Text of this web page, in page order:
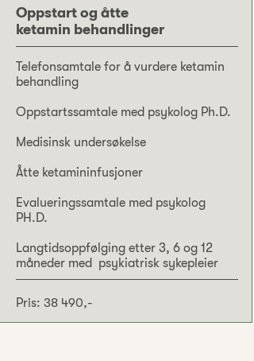
Oppstart og åtte
ketamin behandlinger
Telefonsamtale for å vurdere ketamin
behandling
Oppstartssamtale med psykolog Ph.D.
Medisinsk undersøkelse
Åtte ketamininfusjoner
Evalueringssamtale med psykolog
PH.D.
Langtidsoppfølging etter 3, 6 og 12
måneder med psykiatrisk sykepleier
Pris: 38 490,-